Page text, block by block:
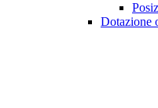
Dotazione